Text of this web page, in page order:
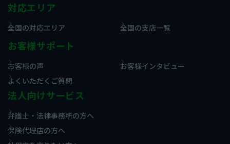
対応エリア
全国の対応エリア 全国の支店一覧
お客様サポート
お客様の声
お客様インタビュー
よくいただくご質問
法人向けサービス
弁護士・法律事務所の方へ
保険代理店の方へ